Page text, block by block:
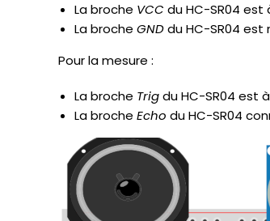
La broche VCC du HC-SR04 est
La broche GNDdu HC-SR04 est
Pour la mesure :
La broche Trigdu HC-SR04 est
La broche Echo du HC-SR04